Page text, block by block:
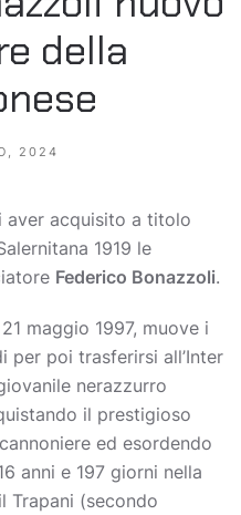
della
2024
aver acquisito a titolo
1919 le
Federico Bonazzoli.
maggio 1997, muove i
per poi trasferirsi all’Inter
nerazzurro
il prestigioso
ed esordendo
anni e 197 giorni nella
Trapani (secondo